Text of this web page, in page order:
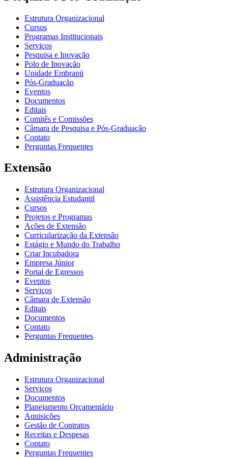
Estrutura Organizacional
Cursos
Programas Institucionais
Serviços
Pesquisa e Inovação
Polo de Inovação
Unidade Embrapii
Pós-Graduação
Eventos
Documentos
Editais
Comitês e Comissões
Câmara de Pesquisa e Pós-Graduação
Contato
Perguntas Frequentes
Extensão
Estrutura Organizacional
Assistência Estudantil
Cursos
Projetos e Programas
Ações de Extensão
Curricularização da Extensão
Estágio e Mundo do Trabalho
Criar Incubadora
Empresa Júnior
Portal de Egressos
Eventos
Serviços
Câmara de Extensão
Editais
Documentos
Contato
Perguntas Frequentes
Administração
Estrutura Organizacional
Serviços
Documentos
Planejamento Orçamentário
Aquisições
Gestão de Contratos
Receitas e Despesas
Contato
Perguntas Frequentes